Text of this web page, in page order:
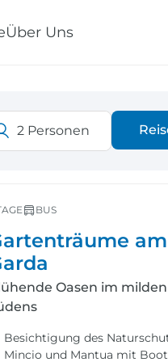
Über Uns
Schweiz
2 Personen
BUS
Oasen im
Besichtigung des
Mincio und Mantua mit